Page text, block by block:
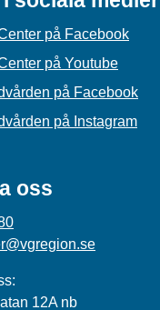
på Facebook
på Youtube
på Facebook
på Instagram
oss
12A nb